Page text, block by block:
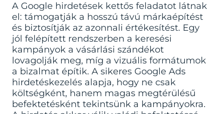
A Google hirdetések kettős feladatot látnak
el: támogatják a hosszú távú márkaépítést
és biztosítják az azonnali értékesítést. Egy
jól felépített rendszerben a keresési
kampányok a vásárlási szándékot
lovagolják meg, míg a vizuális formátumok
a bizalmat építik. A sikeres Google Ads
hirdetéskezelés alapja, hogy ne csak
költségként, hanem magas megtérülésű
befektetésként tekintsünk a kampányokra.